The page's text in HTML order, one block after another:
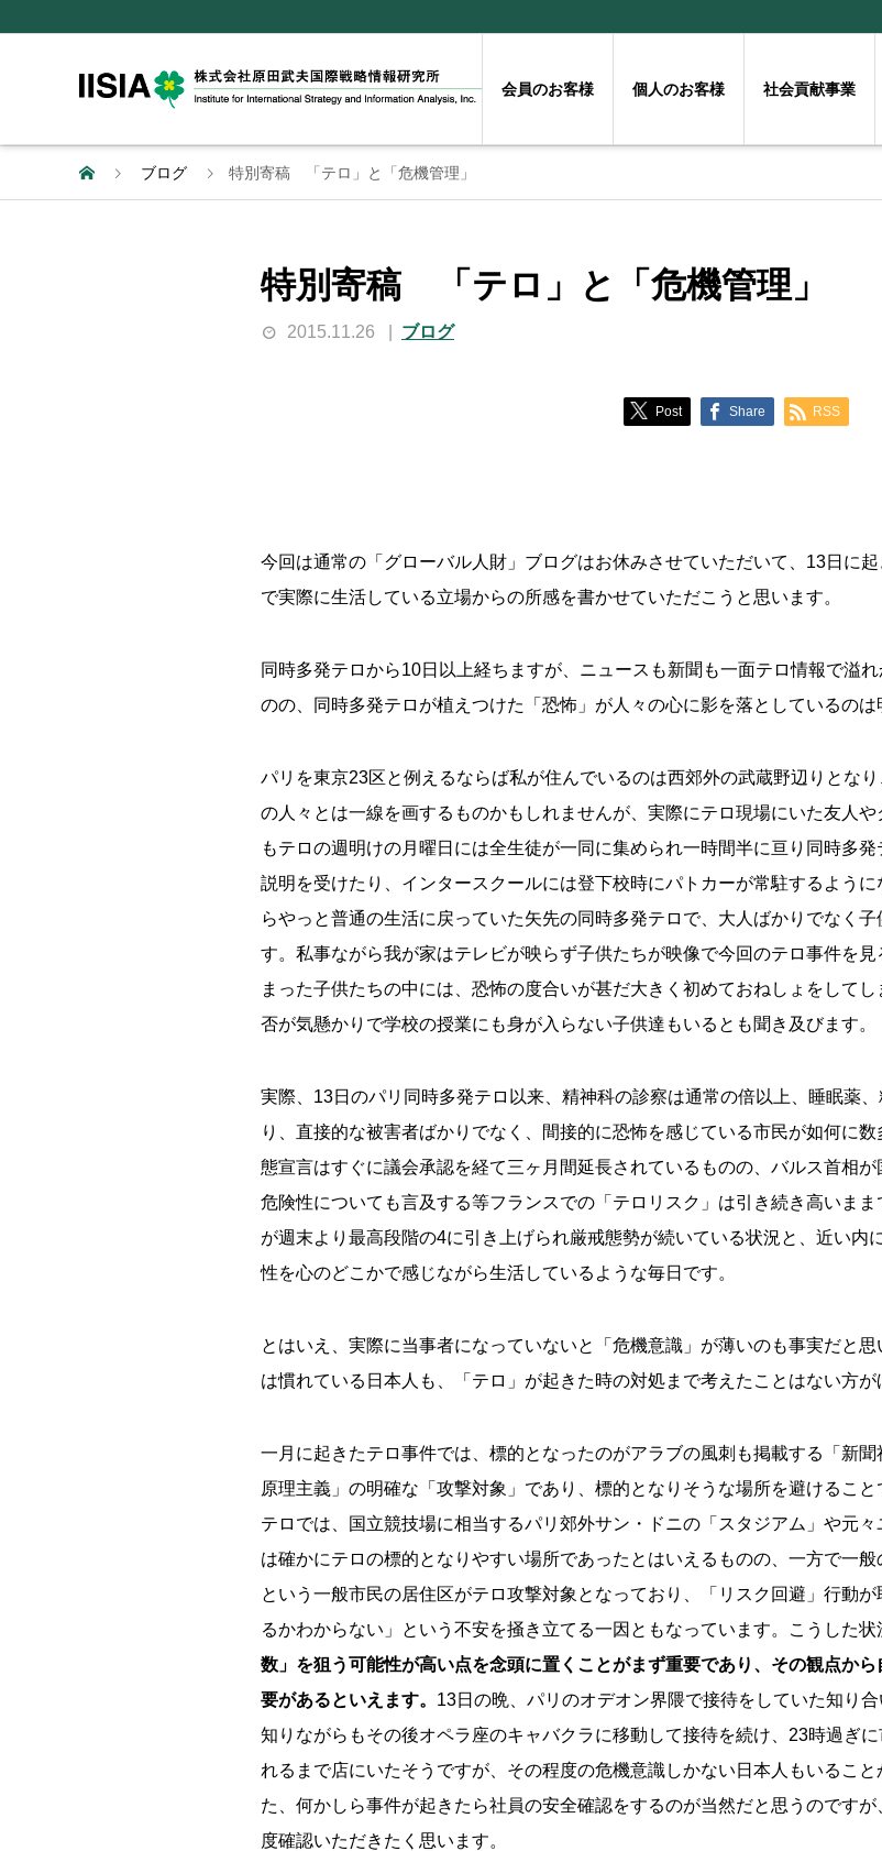
会員のお客様 個人のお客様 社会貢献事業
ブログ 特別寄稿 「テロ」と「危機管理」
特別寄稿 「テロ」と「危機管理」
2015.11.26 ブログ
Post Share RSS
今回は通常の「グローバル人財」ブログはお休みさせていただいて、13日に
で実際に生活している立場からの所感を書かせていただこうと思います。
同時多発テロから10日以上経ちますが、ニュースも新聞も一面テロ情報で溢
のの、同時多発テロが植えつけた「恐怖」が人々の心に影を落としているのは
パリを東京23区と例えるならば私が住んでいるのは西郊外の武蔵野辺りとな
の人々とは一線を画するものかもしれませんが、実際にテロ現場にいた友人
もテロの週明けの月曜日には全生徒が一同に集められ一時間半に亘り同時多
説明を受けたり、インタースクールには登下校時にパトカーが常駐するよう
らやっと普通の生活に戻っていた矢先の同時多発テロで、大人ばかりでなく
す。私事ながら我が家はテレビが映らず子供たちが映像で今回のテロ事件を
まった子供たちの中には、恐怖の度合いが甚だ大きく初めておねしょをして
否が気懸かりで学校の授業にも身が入らない子供達もいるとも聞き及びます。
実際、13日のパリ同時多発テロ以来、精神科の診察は通常の倍以上、睡眠薬
り、直接的な被害者ばかりでなく、間接的に恐怖を感じている市民が如何に
態宣言はすぐに議会承認を経て三ヶ月間延長されているものの、バルス首相
危険性についても言及する等フランスでの「テロリスク」は引き続き高いま
が週末より最高段階の4に引き上げられ厳戒態勢が続いている状況と、近い内
性を心のどこかで感じながら生活しているような毎日です。
とはいえ、実際に当事者になっていないと「危機意識」が薄いのも事実だと
は慣れている日本人も、「テロ」が起きた時の対処まで考えたことはない方が
一月に起きたテロ事件では、標的となったのがアラブの風刺も掲載する「新
原理主義」の明確な「攻撃対象」であり、標的となりそうな場所を避けるこ
テロでは、国立競技場に相当するパリ郊外サン・ドニの「スタジアム」や元々
は確かにテロの標的となりやすい場所であったとはいえるものの、一方で一
という一般市民の居住区がテロ攻撃対象となっており、「リスク回避」行動
るかわからない」という不安を掻き立てる一因ともなっています。こうした状
数」を狙う可能性が高い点を念頭に置くことがまず重要であり、その観点か
要があるといえます。 13日の晩、パリのオデオン界隈で接待をしていた知り
知りながらもその後オペラ座のキャバクラに移動して接待を続け、23時過ぎ
れるまで店にいたそうですが、その程度の危機意識しかない日本人もいるこ
た、何かしら事件が起きたら社員の安全確認をするのが当然だと思うのです
度確認いただきたく思います。